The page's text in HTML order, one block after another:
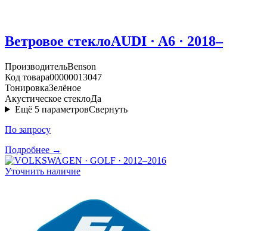
Ветровое стеклоAUDI · A6 · 2018–
ПроизводительBenson
Код товара00000013047
ТонировкаЗелёное
Акустическое стеклоДа
Ещё 5 параметровСвернуть
По запросу
Подробнее →
Уточнить наличие